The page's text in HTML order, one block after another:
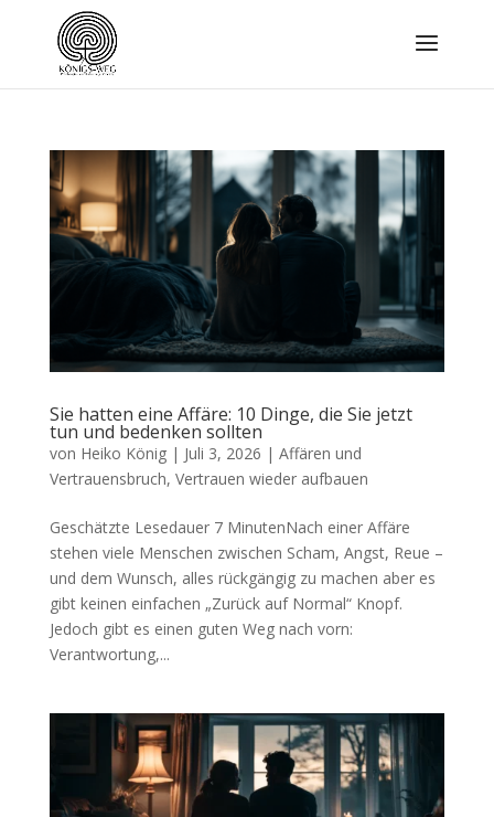
Sie hatten eine Affäre: 10 Dinge, die Sie jetzt
tun und bedenken sollten
von Heiko König| Juli 3, 2026 | Affären und
Vertrauensbruch, Vertrauen wieder aufbauen
Geschätzte Lesedauer 7 MinutenNach einer Affäre
stehen viele Menschen zwischen Scham, Angst, Reue –
und dem Wunsch, alles rückgängig zu machen aber es
gibt keinen einfachen „Zurück auf Normal“ Knopf.
Jedoch gibt es einen guten Weg nach vorn:
Verantwortung,...